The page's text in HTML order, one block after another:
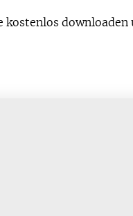
downloaden